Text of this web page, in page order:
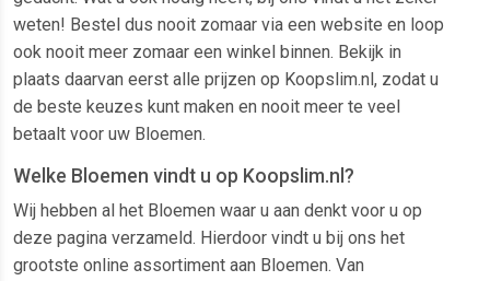
weten! Bestel dus nooit zomaar via een website en loop
ook nooit meer zomaar een winkel binnen. Bekijk in
plaats daarvan eerst alle prijzen op Koopslim.nl, zodat u
de beste keuzes kunt maken en nooit meer te veel
betaalt voor uw Bloemen.
Welke Bloemen vindt u op Koopslim.nl?
Wij hebben al het Bloemen waar u aan denkt voor u op
deze pagina verzameld. Hierdoor vindt u bij ons het
grootste online assortiment aan Bloemen. Van